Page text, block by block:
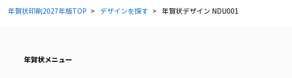
年賀状印刷2027年版TOP デザインを探す 年賀状デザイン NDU001
年賀状メニュー